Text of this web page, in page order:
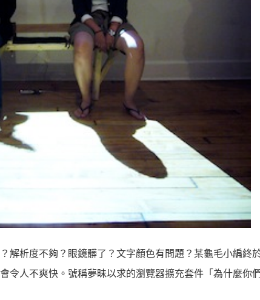
解析度不夠？眼鏡髒了？文字顏色有問題？某龜毛小編終
令人不爽快。號稱夢昧以求的瀏覽器擴充套件「為什麼你